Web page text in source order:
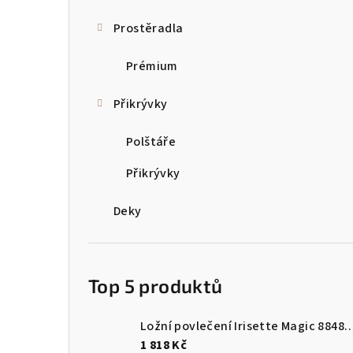
Prostěradla
Prémium
Přikrývky
Polštáře
Přikrývky
Deky
Top 5 produktů
Ložní povlečení
1 818 Kč